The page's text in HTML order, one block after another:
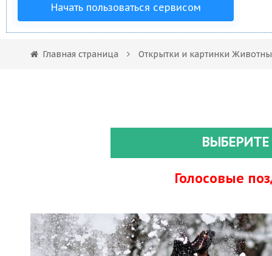
Начать пользоваться сервисом
Главная страница Открытки и картинки
Голосовые